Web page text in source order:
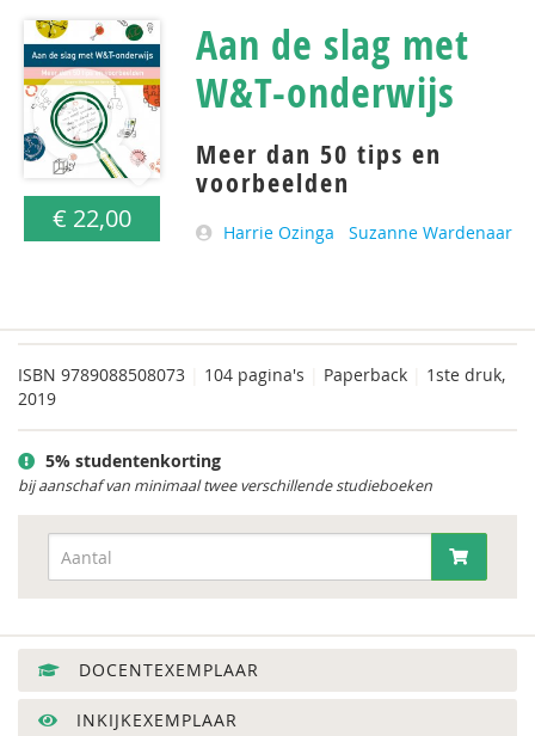
€ 22,00
Aan de slag met
W&T-onderwijs
Meer dan 50 tips en
voorbeelden
Harrie Ozinga Suzanne Wardenaar
ISBN 9789088508073 104 pagina's Paperback
1ste druk,
2019
5% studentenkorting
bij aanschaf van minimaal twee verschillende studieboeken
DOCENTEXEMPLAAR
INKIJKEXEMPLAAR